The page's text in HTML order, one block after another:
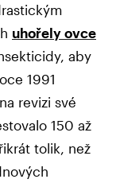
uhořely ovce
aby
1991
revizi své
150 až
tolik, než